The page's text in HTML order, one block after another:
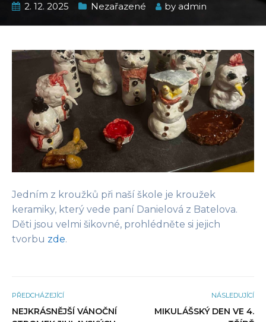
2. 12. 2025 Nezařazené by admin
Jedním z kroužků při naší škole je kroužek
keramiky, který vede paní Danielová z Batelova.
Děti jsou velmi šikovné, prohlédněte si jejich
tvorbu zde.
PŘEDCHÁZEJÍCÍ
NEJKRÁSNĚJŠÍ VÁNOČNÍ
NÁSLEDUJÍCÍ
MIKULÁŠSKÝ DEN VE 4.